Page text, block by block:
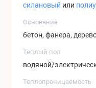
силановый или
Основание
бетон, фанера,
Теплый пол
водяной/
Теплопроницаемость